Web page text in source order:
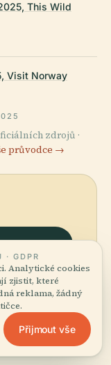
This Wild
Visit Norway
zdrojů ·
průvodce →
mapu
· GDPR
Analytické cookies
zjistit, které
reklama, žádný
Přijmout vše